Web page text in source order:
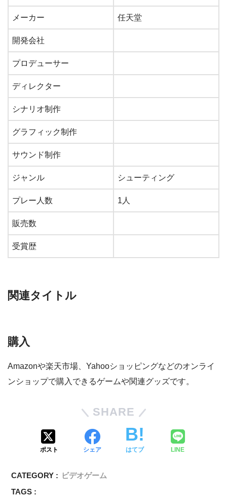
メーカー 任天堂
開発会社
プロデューサー
ディレクター
シナリオ制作
グラフィック制作
サウンド制作
ジャンル シューティング
プレー人数 1人
販売数
受賞歴
関連タイトル
購入
Amazonや楽天市場、Yahooショッピングなどのオンライ
ンショップで購入できるゲームや関連グッズです。
SHARE
ポスト シェア はてブ LINE
CATEGORY : ビデオゲーム
TAGS :